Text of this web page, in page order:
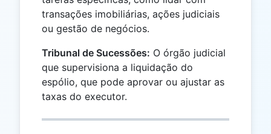
transações imobiliárias, ações judiciais
ou gestão de negócios.
Tribunal de Sucessões: O órgão judicial
que supervisiona a liquidação do
espólio, que pode aprovar ou ajustar as
taxas do executor.